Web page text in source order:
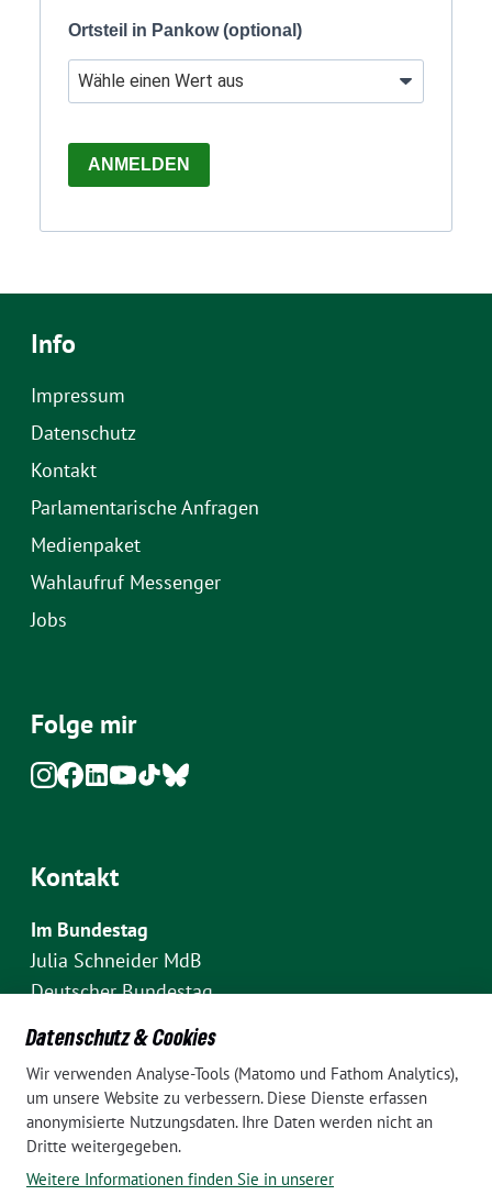
Ortsteil in Pankow (optional)
ANMELDEN
Info
Impressum
Datenschutz
Kontakt
Parlamentarische Anfragen
Medienpaket
Wahlaufruf Messenger
Jobs
Folge mir
Kontakt
Im Bundestag
Julia Schneider MdB
Deutscher Bundestag
Fraktion Bündnis 90/Die Grünen
Platz der Republik 1
D-10111 Berlin
E-Mail: julia.schneider(at)bundestag.de
Telefon: +49 30 227 70907
Datenschutz & Cookies
Wir verwenden Analyse-Tools (Matomo und Fathom Analytics),
um unsere Website zu verbessern. Diese Dienste erfassen
anonymisierte Nutzungsdaten. Ihre Daten werden nicht an
Dritte weitergegeben.
Weitere Informationen finden Sie in unserer